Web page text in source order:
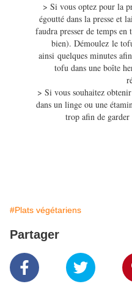
> Si vous optez pour la
égoutté dans la presse et
faudra presser de temps
bien). Démoulez le
ainsi quelques minutes
tofu dans une boîte
> Si vous souhaitez
dans un linge ou une
trop afin de garder
#Plats végétariens
Partager